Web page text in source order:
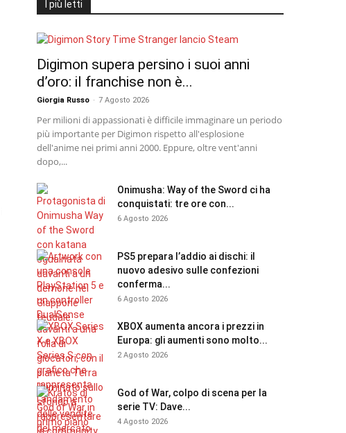
I più letti
Digimon supera persino i suoi anni
d’oro: il franchise non è...
Giorgia Russo - 7 Agosto 2026
Per milioni di appassionati è difficile immaginare un periodo
più importante per Digimon rispetto all'esplosione
dell'anime nei primi anni 2000. Eppure, oltre vent'anni
dopo,...
Onimusha: Way of the Sword ci ha
conquistati: tre ore con...
6 Agosto 2026
PS5 prepara l’addio ai dischi: il
nuovo adesivo sulle confezioni
conferma...
6 Agosto 2026
XBOX aumenta ancora i prezzi in
Europa: gli aumenti sono molto...
2 Agosto 2026
God of War, colpo di scena per la
serie TV: Dave...
4 Agosto 2026